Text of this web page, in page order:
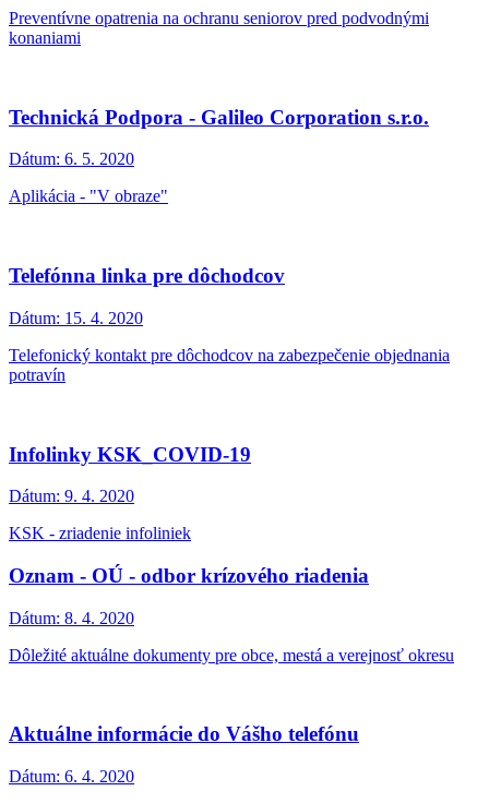
Preventívne opatrenia na ochranu seniorov pred podvodnými
konaniami
Technická Podpora - Galileo Corporation s.r.o.
Dátum: 6. 5. 2020
Aplikácia - "V obraze"
Telefónna linka pre dôchodcov
Dátum: 15. 4. 2020
Telefonický kontakt pre dôchodcov na zabezpečenie objednania
potravín
Infolinky KSK_COVID-19
Dátum: 9. 4. 2020
KSK - zriadenie infoliniek
Oznam - OÚ - odbor krízového riadenia
Dátum: 8. 4. 2020
Dôležité aktuálne dokumenty pre obce, mestá a verejnosť okresu
Aktuálne informácie do Vášho telefónu
Dátum: 6. 4. 2020